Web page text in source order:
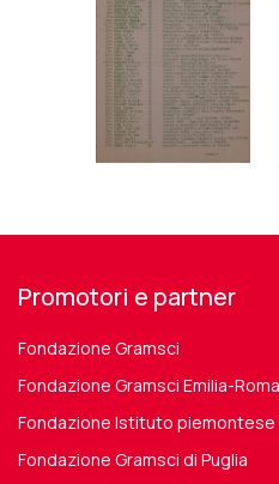
Promotori e partner
Fondazione Gramsci
Fondazione Gramsci Emilia-
Fondazione Istituto piemontese
Fondazione Gramsci di Puglia